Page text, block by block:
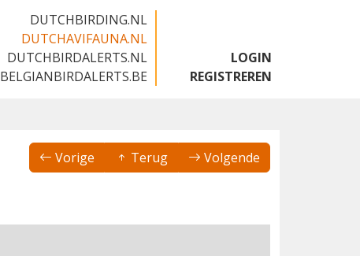
DUTCHBIRDING.NL
DUTCHAVIFAUNA.NL
DUTCHBIRDALERTS.NL
BELGIANBIRDALERTS.BE
LOGIN
REGISTREREN
Vorige Terug Volgende